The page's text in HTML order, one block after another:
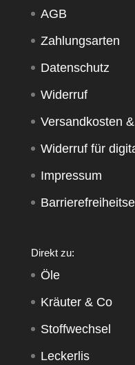
AGB
Zahlungsarten
Datenschutz
Widerruf
Versandkosten
Widerruf für
Impressum
Direkt zu:
Öle
Kräuter & Co
Stoffwechsel
Leckerlis